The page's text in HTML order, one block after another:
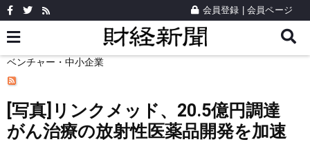
会員登録 会員ページ
ベンチャー・中小企業
[写真]リンクメッド、20.5億円調達
がん治療の放射性医薬品開発を加速